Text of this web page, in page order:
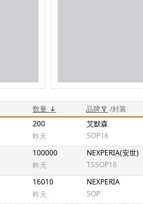
数量 品牌 /封装
200
昨天
艾默森
SOP16
100000
昨天
NEXPERIA(安世)
TSSOP16
16010
昨天
NEXPERIA
SOP